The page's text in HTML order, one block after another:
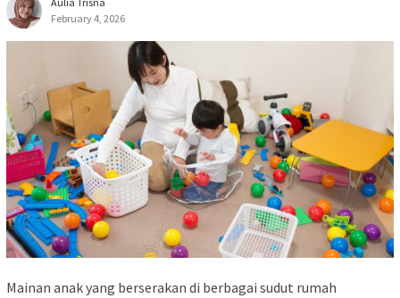
February 4, 2026
Mainan anak yang berserakan di berbagai sudut rumah